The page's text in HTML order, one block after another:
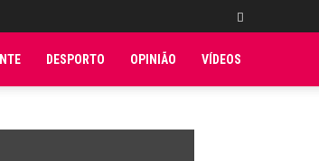
DESPORTO OPINIÃO VÍDEOS